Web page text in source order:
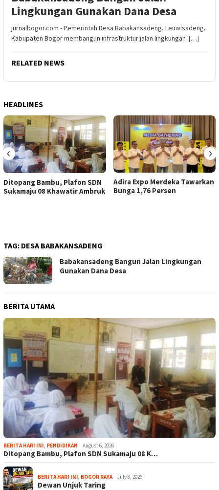
Lingkungan Gunakan Dana Desa
jurnalbogor.com - Pemerintah Desa Babakansadeng, Leuwisadeng,
Kabupaten Bogor membangun infrastruktur jalan lingkungan […]
RELATED NEWS
HEADLINES
Ditopang Bambu, Plafon SDN
Sukamaju 08 Khawatir Ambruk
Adira Expo Merdeka Tawarkan
Bunga 1,76 Persen
‹ ›
TAG: DESA BABAKANSADENG
Babakansadeng Bangun Jalan Lingkungan
Gunakan Dana Desa
BERITA UTAMA
BERITA HARI INI, PENDIDIKAN August 6, 2026
Ditopang Bambu, Plafon SDN Sukamaju 08 K…
BERITA HARI INI, BOGOR RAYA July 8, 2026
Dewan Unjuk Taring